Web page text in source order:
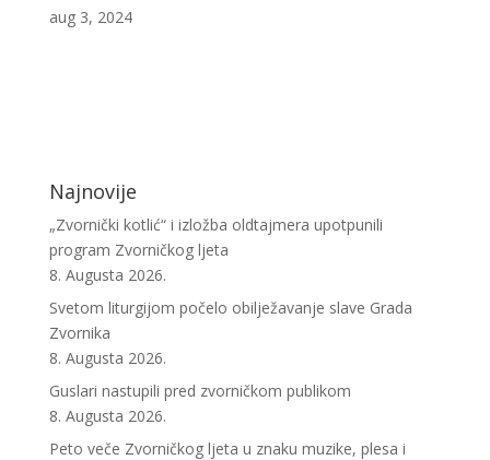
aug 3, 2024
Najnovije
„Zvornički kotlić“ i izložba oldtajmera upotpunili
program Zvorničkog ljeta
8. Augusta 2026.
Svetom liturgijom počelo obilježavanje slave Grada
Zvornika
8. Augusta 2026.
Guslari nastupili pred zvorničkom publikom
8. Augusta 2026.
Peto veče Zvorničkog ljeta u znaku muzike, plesa i